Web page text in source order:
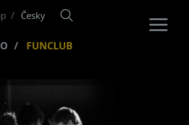
Česky
FUNCLUB